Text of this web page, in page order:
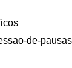
de-